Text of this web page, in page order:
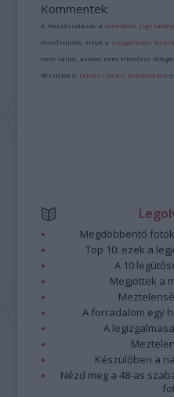
Kommentek:
A hozzászólások avonatkozó
minősülnek, értük a szolgáltatás
nem vállal, azokat nem ellenőrzi.
Részletek a Felhasználási feltételekben
Megdöbbentő
Top 10: ezek a
A 10
Megjöttek a
A forradalom egy
A
Készülőben a
Nézd meg a 48-as